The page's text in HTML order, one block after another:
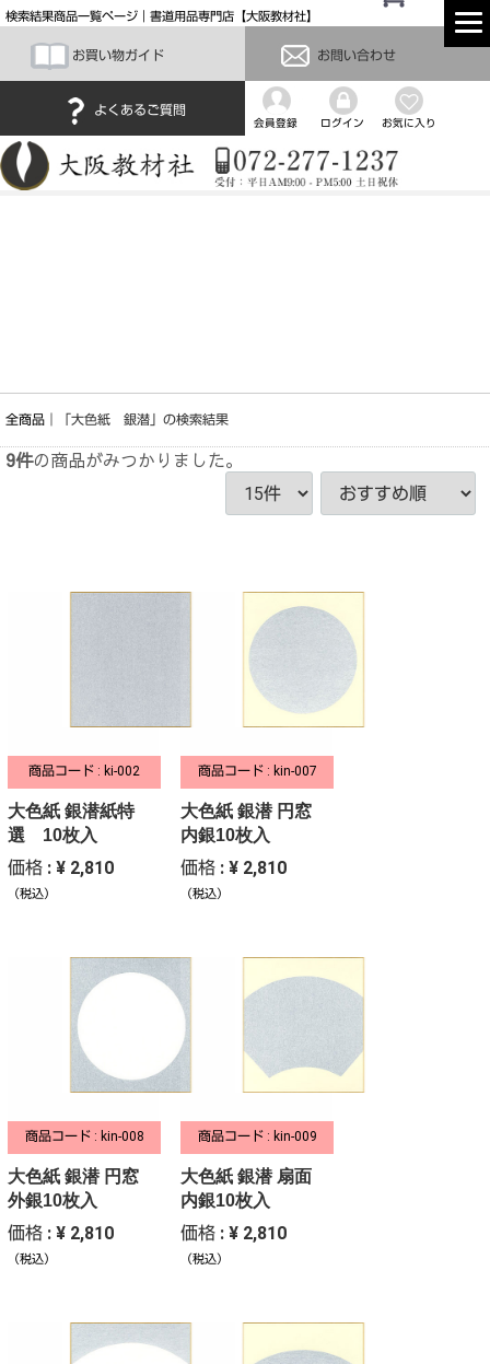
検索結果商品一覧ページ｜書道用品専門店【大阪教材社】
お買い物ガイド お問い合わせ
よくあるご質問
会員登録 ログイン お気に入り
全商品 「大色紙 銀潜」の検索結果
9件の商品がみつかりました。
商品コード : ki-002
大色紙 銀潜紙特
選 10枚入
価格 : ¥ 2,810
（税込）
商品コード : kin-007
大色紙 銀潜 円窓
内銀10枚入
価格 : ¥ 2,810
（税込）
商品コード : kin-008
大色紙 銀潜 円窓
外銀10枚入
価格 : ¥ 2,810
（税込）
商品コード : kin-009
大色紙 銀潜 扇面
内銀10枚入
価格 : ¥ 2,810
（税込）